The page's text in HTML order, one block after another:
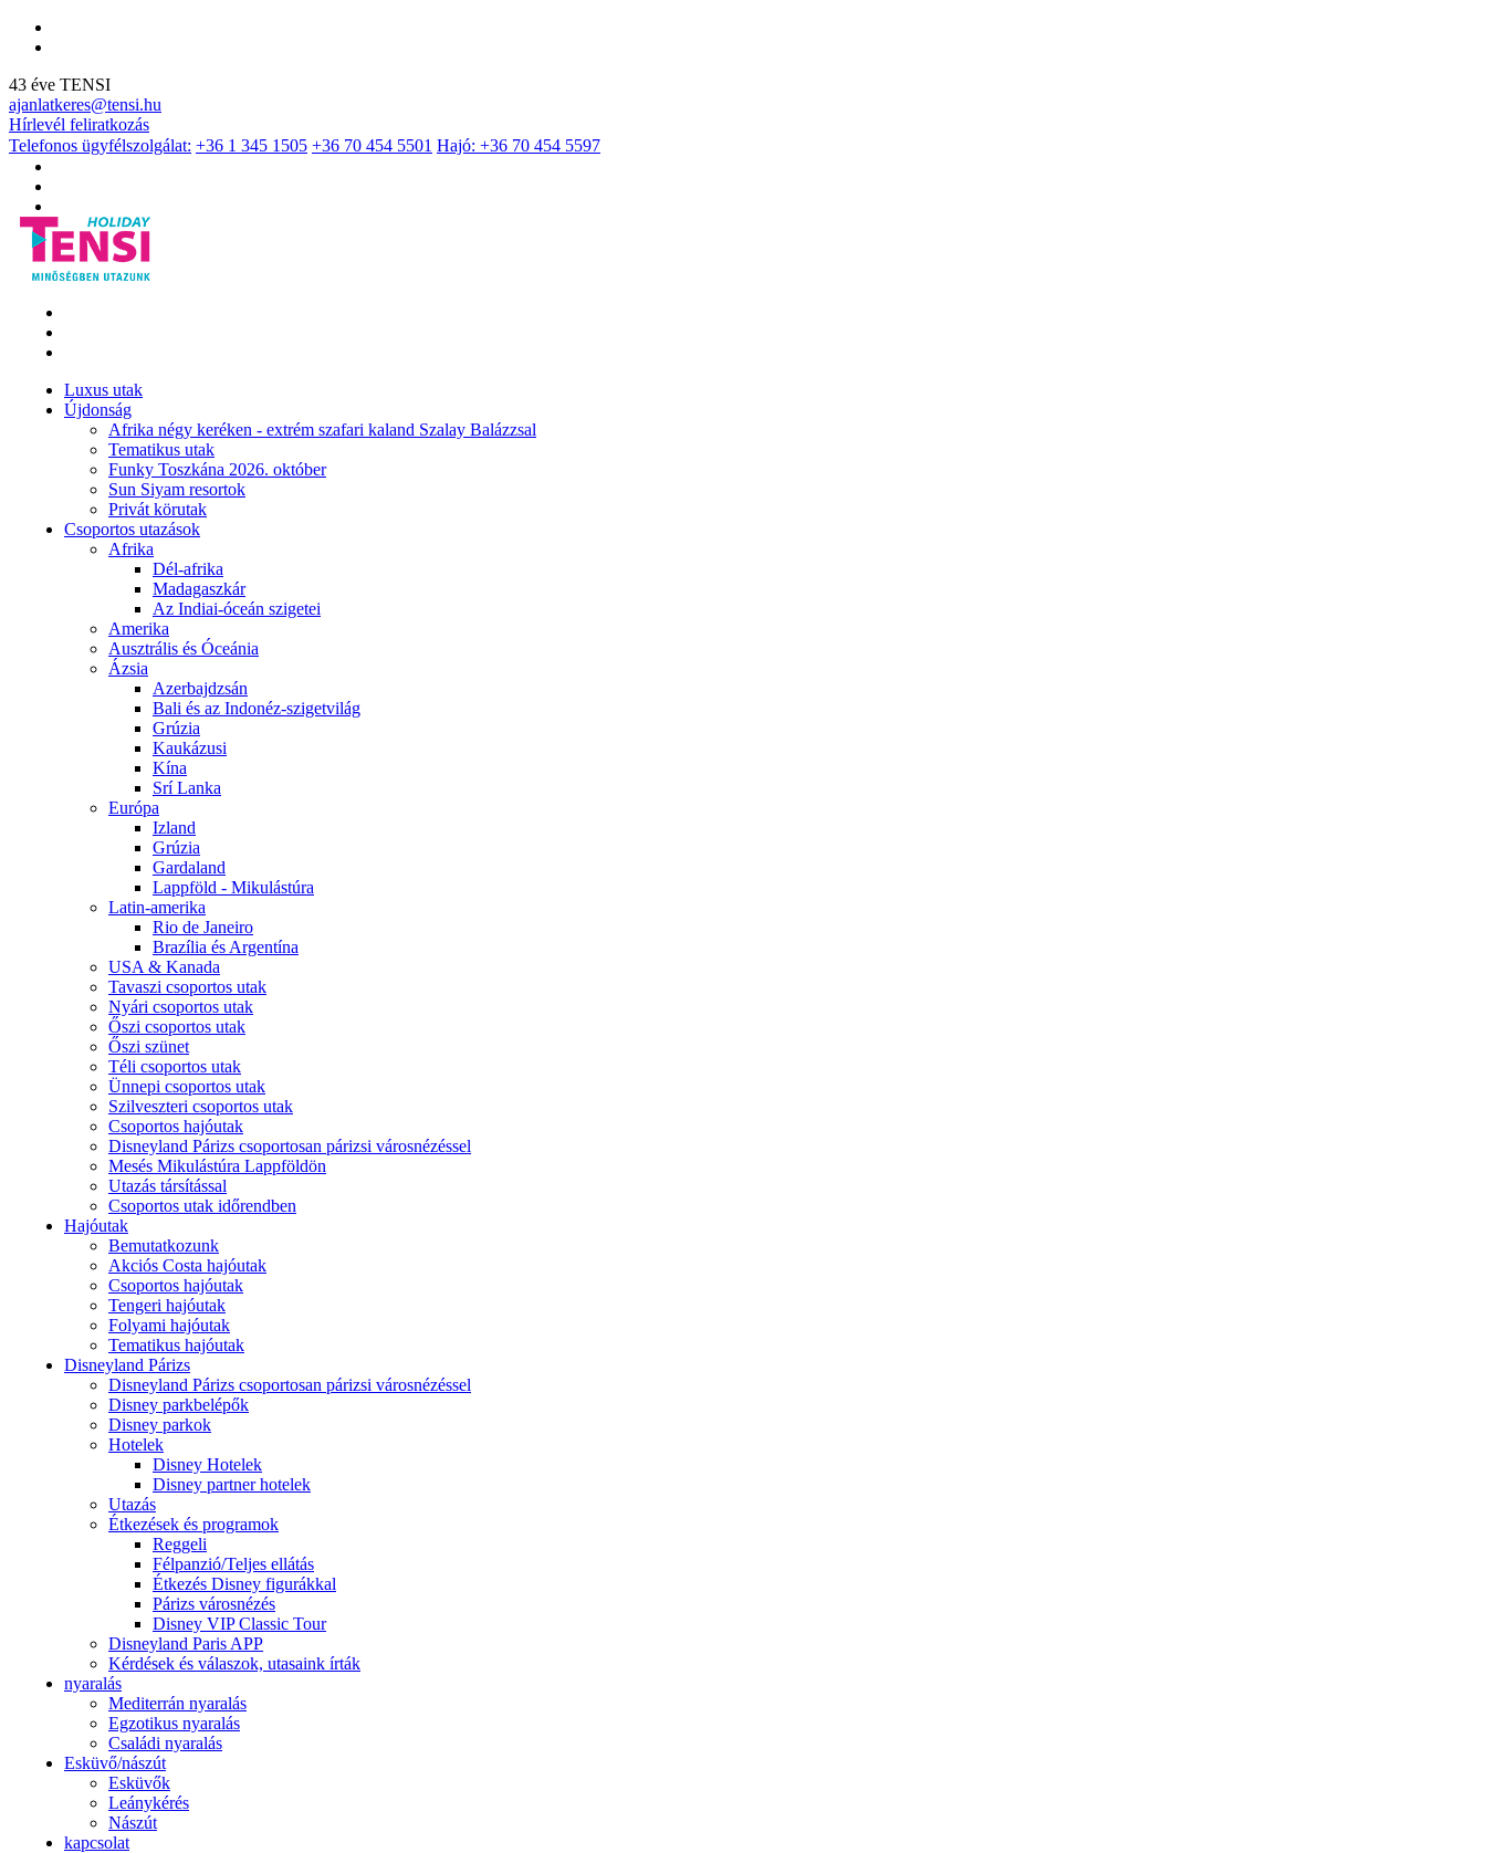
43 éve TENSI
ajanlatkeres@tensi.hu
Hírlevél feliratkozás
Telefonos ügyfélszolgálat: +36 1 345 1505 +36 70 454 5501 Hajó: +36 70 454 5597
Luxus utak
Újdonság
Afrika négy keréken - extrém szafari kaland Szalay Balázzsal
Tematikus utak
Funky Toszkána 2026. október
Sun Siyam resortok
Privát körutak
Csoportos utazások
Afrika
Dél-afrika
Madagaszkár
Az Indiai-óceán szigetei
Amerika
Ausztrális és Óceánia
Ázsia
Azerbajdzsán
Bali és az Indonéz-szigetvilág
Grúzia
Kaukázusi
Kína
Srí Lanka
Európa
Izland
Grúzia
Gardaland
Lappföld - Mikulástúra
Latin-amerika
Rio de Janeiro
Brazília és Argentína
USA & Kanada
Tavaszi csoportos utak
Nyári csoportos utak
Őszi csoportos utak
Őszi szünet
Téli csoportos utak
Ünnepi csoportos utak
Szilveszteri csoportos utak
Csoportos hajóutak
Disneyland Párizs csoportosan párizsi városnézéssel
Mesés Mikulástúra Lappföldön
Utazás társítással
Csoportos utak időrendben
Hajóutak
Bemutatkozunk
Akciós Costa hajóutak
Csoportos hajóutak
Tengeri hajóutak
Folyami hajóutak
Tematikus hajóutak
Disneyland Párizs
Disneyland Párizs csoportosan párizsi városnézéssel
Disney parkbelépők
Disney parkok
Hotelek
Disney Hotelek
Disney partner hotelek
Utazás
Étkezések és programok
Reggeli
Félpanzió/Teljes ellátás
Étkezés Disney figurákkal
Párizs városnézés
Disney VIP Classic Tour
Disneyland Paris APP
Kérdések és válaszok, utasaink írták
nyaralás
Mediterrán nyaralás
Egzotikus nyaralás
Családi nyaralás
Esküvő/nászút
Esküvők
Leánykérés
Nászút
kapcsolat